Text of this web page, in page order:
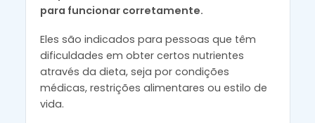
para funcionar corretamente.
Eles são indicados para pessoas que têm
dificuldades em obter certos nutrientes
através da dieta, seja por condições
médicas, restrições alimentares ou estilo de
vida.